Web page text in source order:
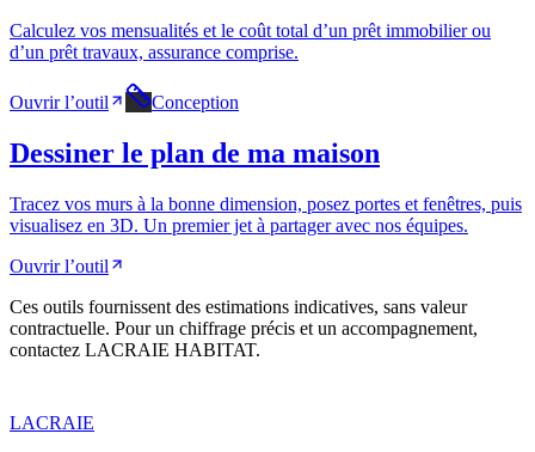
Calculez vos mensualités et le coût total d’un prêt immobilier ou
d’un prêt travaux, assurance comprise.
Ouvrir l’outil Conception
Dessiner le plan de ma maison
Tracez vos murs à la bonne dimension, posez portes et fenêtres, puis
visualisez en 3D. Un premier jet à partager avec nos équipes.
Ouvrir l’outil
Ces outils fournissent des estimations indicatives, sans valeur
contractuelle. Pour un chiffrage précis et un accompagnement,
contactez LACRAIE HABITAT.
LACRAIE